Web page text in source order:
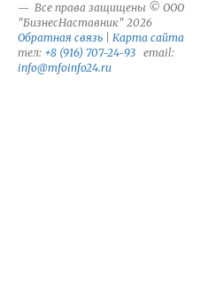
Все права защищены © ООО
"БизнесНаставник" 2026
Обратная связь
Карта сайта
тел: +8 (916) 707-24-93 email:
info@mfoinfo24.ru